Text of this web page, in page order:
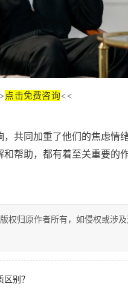
点击免费咨询<<
共同加重了他们的焦虑情
帮助，都有着至关重要的作
归原作者所有，如侵权或涉及
别？